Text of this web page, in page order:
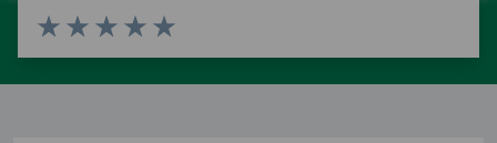
Valuta 5 stelle su 5
Valuta 4 stelle su 5
Valuta 3 stelle su 5
Valuta 2 stelle su 5
Valuta 1 stelle su 5